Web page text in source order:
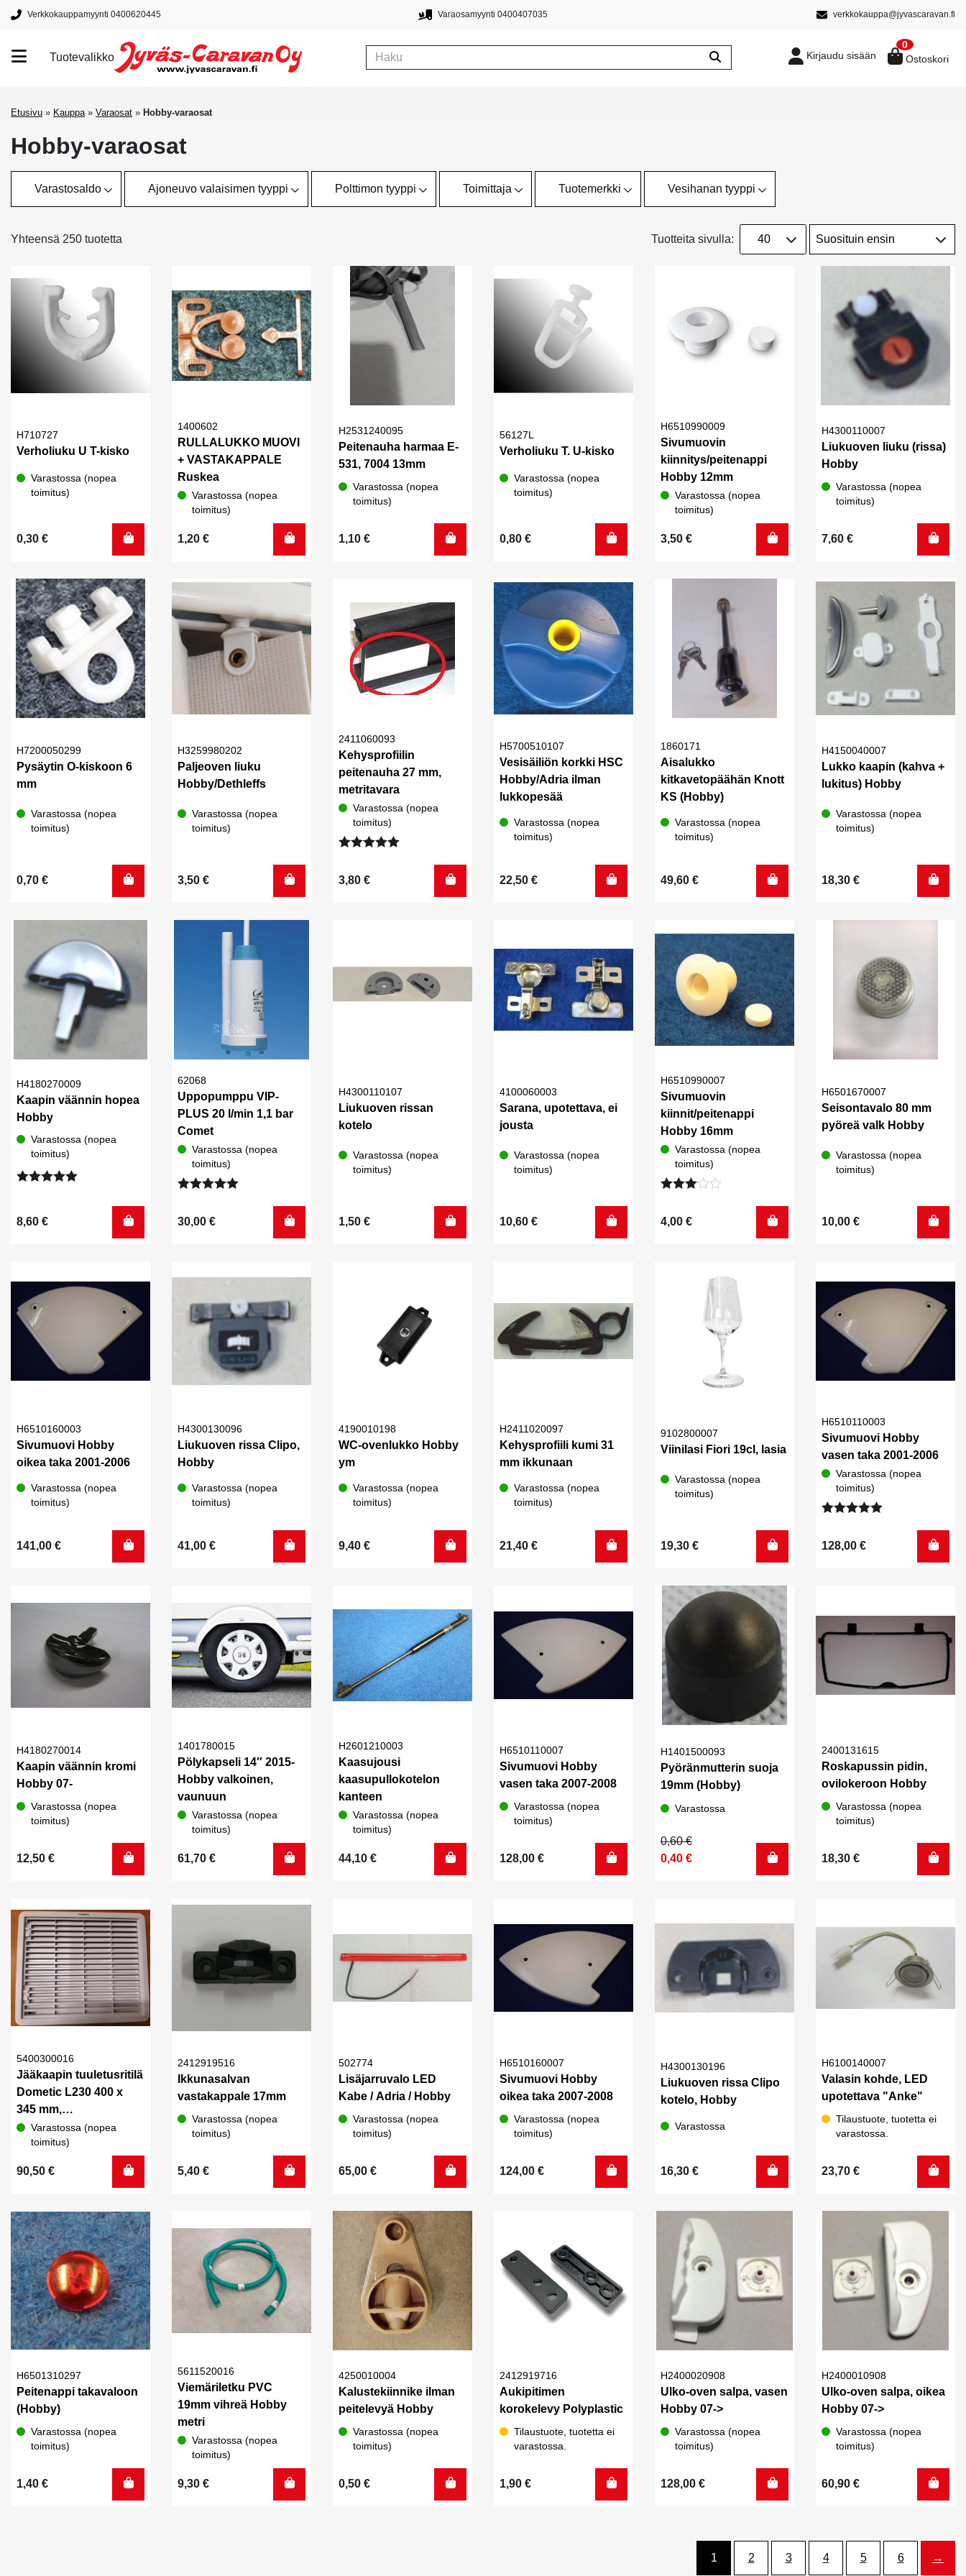
Verkkokauppamyynti 0400620445 Varaosamyynti 0400407035 verkkokauppa@jyvascaravan.fi
Tuotemerkit
Tuotevalikko Kirjaudu sisään
0
Ostoskori
Etusivu » Kauppa» Varaosat » Hobby-varaosat
Hobby-varaosat
Varastosaldo Ajoneuvo valaisimen tyyppi Polttimon tyyppi Toimittaja Tuotemerkki Vesihanan tyyppi
Yhteensä 250 tuotetta Tuotteita sivulla:
H710727
Verholiuku U T-kisko
Varastossa (nopea
toimitus)
0,30 €
1400602
RULLALUKKO MUOVI
+ VASTAKAPPALE
Ruskea
Varastossa (nopea
toimitus)
1,20 €
H2531240095
Peitenauha harmaa E-
531, 7004 13mm
Varastossa (nopea
toimitus)
1,10 €
56127L
Verholiuku T. U-kisko
Varastossa (nopea
toimitus)
0,80 €
H6510990009
Sivumuovin
kiinnitys/peitenappi
Hobby 12mm
Varastossa (nopea
toimitus)
3,50 €
H4300110007
Liukuoven liuku (rissa)
Hobby
Varastossa (nopea
toimitus)
7,60 €
H7200050299
Pysäytin O-kiskoon 6
mm
Varastossa (nopea
toimitus)
0,70 €
H3259980202
Paljeoven liuku
Hobby/Dethleffs
Varastossa (nopea
toimitus)
3,50 €
2411060093
Kehysprofiilin
peitenauha 27 mm,
metritavara
Varastossa (nopea
toimitus)
5.00/ 5
3,80 €
H5700510107
Vesisäiliön korkki HSC
Hobby/Adria ilman
lukkopesää
Varastossa (nopea
toimitus)
22,50 €
1860171
Aisalukko
kitkavetopäähän Knott
KS (Hobby)
Varastossa (nopea
toimitus)
49,60 €
H4150040007
Lukko kaapin (kahva +
lukitus) Hobby
Varastossa (nopea
toimitus)
18,30 €
H4180270009
Kaapin väännin hopea
Hobby
Varastossa (nopea
toimitus)
5.00/ 5
8,60 €
62068
Uppopumppu VIP-
PLUS 20 l/min 1,1 bar
Comet
Varastossa (nopea
toimitus)
5.00/ 5
30,00 €
H4300110107
Liukuoven rissan
kotelo
Varastossa (nopea
toimitus)
1,50 €
4100060003
Sarana, upotettava, ei
jousta
Varastossa (nopea
toimitus)
10,60 €
H6510990007
Sivumuovin
kiinnit/peitenappi
Hobby 16mm
Varastossa (nopea
toimitus)
3.00/ 5
4,00 €
H6501670007
Seisontavalo 80 mm
pyöreä valk Hobby
Varastossa (nopea
toimitus)
10,00 €
H6510160003
Sivumuovi Hobby
oikea taka 2001-2006
Varastossa (nopea
toimitus)
141,00 €
H4300130096
Liukuoven rissa Clipo,
Hobby
Varastossa (nopea
toimitus)
41,00 €
4190010198
WC-ovenlukko Hobby
ym
Varastossa (nopea
toimitus)
9,40 €
H2411020097
Kehysprofiili kumi 31
mm ikkunaan
Varastossa (nopea
toimitus)
21,40 €
9102800007
Viinilasi Fiori 19cl, lasia
Varastossa (nopea
toimitus)
19,30 €
H6510110003
Sivumuovi Hobby
vasen taka 2001-2006
Varastossa (nopea
toimitus)
5.00/ 5
128,00 €
H4180270014
Kaapin väännin kromi
Hobby 07-
Varastossa (nopea
toimitus)
12,50 €
1401780015
Pölykapseli 14″ 2015-
Hobby valkoinen,
vaunuun
Varastossa (nopea
toimitus)
61,70 €
H2601210003
Kaasujousi
kaasupullokotelon
kanteen
Varastossa (nopea
toimitus)
44,10 €
H6510110007
Sivumuovi Hobby
vasen taka 2007-2008
Varastossa (nopea
toimitus)
128,00 €
H1401500093
Pyöränmutterin suoja
19mm (Hobby)
Varastossa
0,60€
Alkuperäinen
hinta
0,40 €
Nykyinen
hinta
2400131615
Roskapussin pidin,
ovilokeroon Hobby
Varastossa (nopea
toimitus)
18,30 €
5400300016
Jääkaapin tuuletusritilä
Dometic L230 400 x
345 mm,
asennusaukko 370 x
305 mm
Varastossa (nopea
toimitus)
90,50 €
2412919516
Ikkunasalvan
vastakappale 17mm
Varastossa (nopea
toimitus)
5,40 €
502774
Lisäjarruvalo LED
Kabe / Adria / Hobby
Varastossa (nopea
toimitus)
65,00 €
H6510160007
Sivumuovi Hobby
oikea taka 2007-2008
Varastossa (nopea
toimitus)
124,00 €
H4300130196
Liukuoven rissa Clipo
kotelo, Hobby
Varastossa
16,30 €
H6100140007
Valasin kohde, LED
upotettava "Anke"
Tilaustuote, tuotetta ei
varastossa.
23,70 €
H6501310297
Peitenappi takavaloon
(Hobby)
Varastossa (nopea
toimitus)
1,40 €
5611520016
Viemäriletku PVC
19mm vihreä Hobby
metri
Varastossa (nopea
toimitus)
9,30 €
4250010004
Kalustekiinnike ilman
peitelevyä Hobby
Varastossa (nopea
toimitus)
0,50 €
2412919716
Aukipitimen
korokelevy Polyplastic
Tilaustuote, tuotetta ei
varastossa.
1,90 €
H2400020908
Ulko-oven salpa, vasen
Hobby 07->
Varastossa (nopea
toimitus)
128,00 €
H2400010908
Ulko-oven salpa, oikea
Hobby 07->
Varastossa (nopea
toimitus)
60,90 €
1 2 3 4 5 6 →